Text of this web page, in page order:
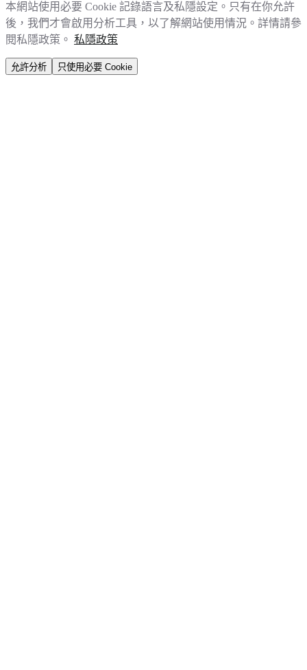
本網站使用必要 Cookie 記錄語言及私隱設定。只有在你允許
後，我們才會啟用分析工具，以了解網站使用情況。詳情請參
閱私隱政策。 私隱政策
允許分析 只使用必要 Cookie